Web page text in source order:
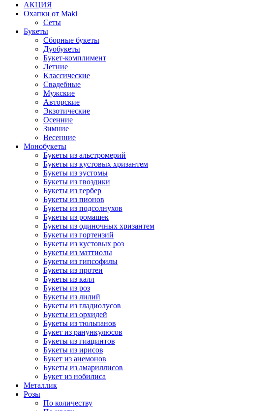
АКЦИЯ
Охапки от Maki
Сеты
Букеты
Сборные букеты
Дуобукеты
Букет-комплимент
Летние
Классические
Свадебные
Мужские
Авторские
Экзотические
Осенние
Зимние
Весенние
Монобукеты
Букеты из альстромерий
Букеты из кустовых хризантем
Букеты из эустомы
Букеты из гвоздики
Букеты из гербер
Букеты из пионов
Букеты из подсолнухов
Букеты из ромашек
Букеты из одиночных хризантем
Букеты из гортензий
Букеты из кустовых роз
Букеты из маттиолы
Букеты из гипсофилы
Букеты из протеи
Букеты из калл
Букеты из роз
Букеты из лилий
Букеты из гладиолусов
Букеты из орхидей
Букеты из тюльпанов
Букет из ранункулюсов
Букеты из гиацинтов
Букеты из ирисов
Букет из анемонов
Букеты из амариллисов
Букет из нобилиса
Металлик
Розы
По количеству